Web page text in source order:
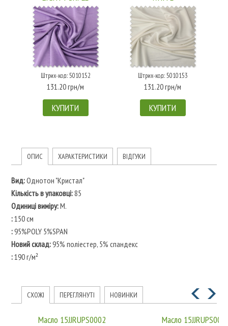
Штрих-код: 5010152
131.20 грн/м
КУПИТИ
Штрих-код: 5010153
131.20 грн/м
КУПИТИ
ОПИС ХАРАКТЕРИСТИКИ ВІДГУКИ
Вид:Однотон "Кристал"
Кількість в упаковці:85
Одиниці виміру:M.
:150 см
:95%POLY 5%SPAN
Новий склад:95% поліестер, 5% спандекс
:190 г/м²
СХОЖІ ПЕРЕГЛЯНУТІ НОВИНКИ
Масло 15JJRUPS0002 Масло